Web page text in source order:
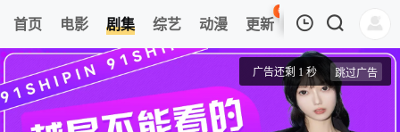
首页 电影 剧集 综艺 动漫 更新
65
热榜 APP
我的观影记录
1
末代厨娘